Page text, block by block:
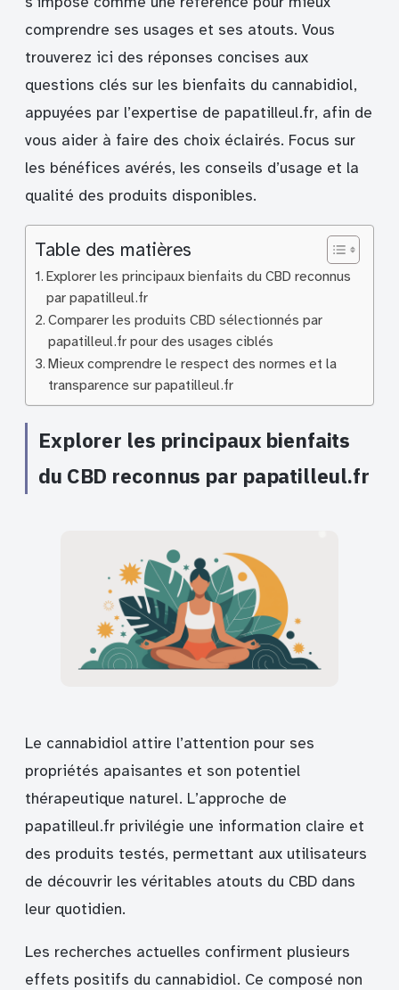
comprendre ses usages et ses atouts. Vous
trouverez ici des réponses concises aux
questions clés sur les bienfaits du cannabidiol,
appuyées par l’expertise de papatilleul.fr, afin de
vous aider à faire des choix éclairés. Focus sur
les bénéfices avérés, les conseils d’usage et la
qualité des produits disponibles.
Table des matières
Explorer les principaux bienfaits du CBD reconnus
par papatilleul.fr
Comparer les produits CBD sélectionnés par
papatilleul.fr pour des usages ciblés
Mieux comprendre le respect des normes et la
transparence sur papatilleul.fr
Explorer les principaux bienfaits
du CBD reconnus par papatilleul.fr
Le cannabidiol attire l’attention pour ses
propriétés apaisantes et son potentiel
thérapeutique naturel. L’approche de
papatilleul.fr privilégie une information claire et
des produits testés, permettant aux utilisateurs
de découvrir les véritables atouts du CBD dans
leur quotidien.
Les recherches actuelles confirment plusieurs
effets positifs du cannabidiol. Ce composé non